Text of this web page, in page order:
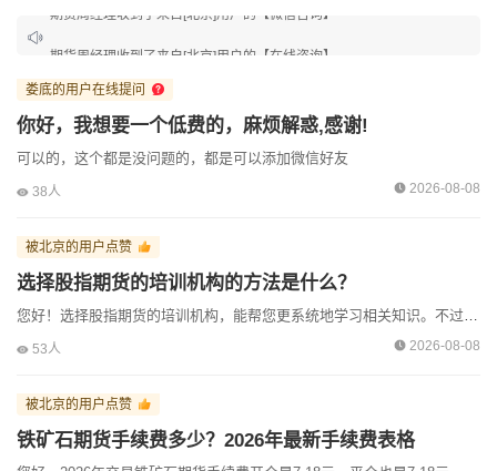
期货周经理收到了来自[北京]用户的【在线咨询】
期货周经理收到了来自[深圳]用户的【在线咨询】
期货周经理收到了来自[深圳]用户的【在线咨询】
期货周经理收到了来自[绍兴]用户的【微信咨询】
期货周经理收到了来自[佳木斯]用户的【微信咨询】
期货周经理收到了来自[娄底]用户的【预约咨询】
娄底的用户在线提问
你好，我想要一个低费的，麻烦解惑,感谢!
可以的，这个都是没问题的，都是可以添加微信好友
38人 2026-08-08
被北京的用户点赞
选择股指期货的培训机构的方法是什么？
您好！选择股指期货的培训机构，能帮您更系统地学习相关知识。不过市场上机构众多，得掌握些挑选方法。第一，看师资力量。优秀的老师是教学质量的保障，比如有丰富实战经验和深厚理论知识的老师，能把复杂的股...
53人 2026-08-08
被北京的用户点赞
铁矿石期货手续费多少？2026年最新手续费表格